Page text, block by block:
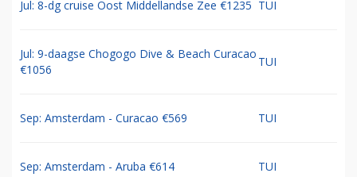
Jul: 8-dg cruise Oost Middellandse Zee €1235 TUI
Jul: 9-daagse Chogogo Dive & Beach Curacao
€1056
TUI
Sep: Amsterdam - Curacao €569 TUI
Sep: Amsterdam - Aruba €614 TUI